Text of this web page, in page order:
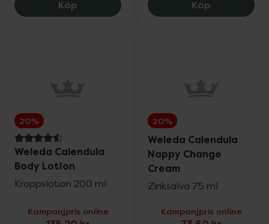
Köp Weleda Calendula Baby Oil, 108 kr.
Köp Kronans
20%
4.6 av 5 i omdöme
Weleda Calendula
Body Lotion
Kroppslotion 200 ml
Kampanjpris online
20%
Weleda Calendula
Nappy Change
Cream
Zinksalva 75 ml
Kampanjpris online